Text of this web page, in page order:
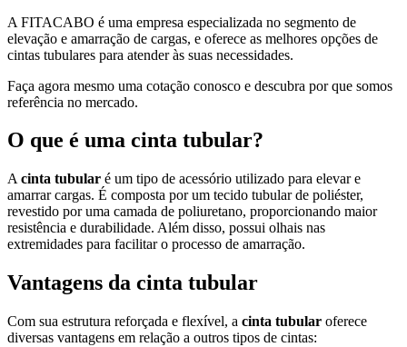
A FITACABO é uma empresa especializada no segmento de
elevação e amarração de cargas, e oferece as melhores opções de
cintas tubulares para atender às suas necessidades.
Faça agora mesmo uma cotação conosco e descubra por que somos
referência no mercado.
O que é uma cinta tubular?
A cinta tubular é um tipo de acessório utilizado para elevar e
amarrar cargas. É composta por um tecido tubular de poliéster,
revestido por uma camada de poliuretano, proporcionando maior
resistência e durabilidade. Além disso, possui olhais nas
extremidades para facilitar o processo de amarração.
Vantagens da cinta tubular
Com sua estrutura reforçada e flexível, a cinta tubular oferece
diversas vantagens em relação a outros tipos de cintas: